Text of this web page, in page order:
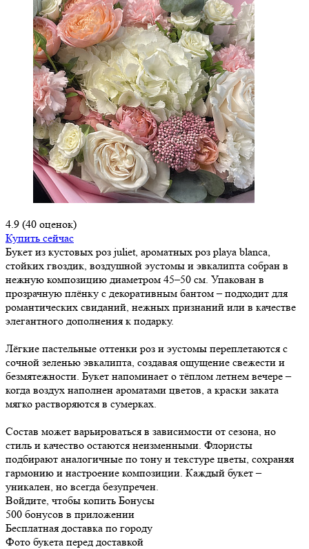
4.9 (40 оценок)
Купить сейчас
Букет из кустовых роз juliet, ароматных роз playa blanca,
стойких гвоздик, воздушной эустомы и эвкалипта собран в
нежную композицию диаметром 45–50 см. Упакован в
прозрачную плёнку с декоративным бантом – подходит для
романтических свиданий, нежных признаний или в качестве
элегантного дополнения к подарку.
Лёгкие пастельные оттенки роз и эустомы переплетаются с
сочной зеленью эвкалипта, создавая ощущение свежести и
безмятежности. Букет напоминает о тёплом летнем вечере –
когда воздух наполнен ароматами цветов, а краски заката
мягко растворяются в сумерках.
Состав может варьироваться в зависимости от сезона, но
стиль и качество остаются неизменными. Флористы
подбирают аналогичные по тону и текстуре цветы, сохраняя
гармонию и настроение композиции. Каждый букет –
уникален, но всегда безупречен.
Войдите, чтобы копить Бонусы
500 бонусов в приложении
Бесплатная доставка по городу
Фото букета перед доставкой